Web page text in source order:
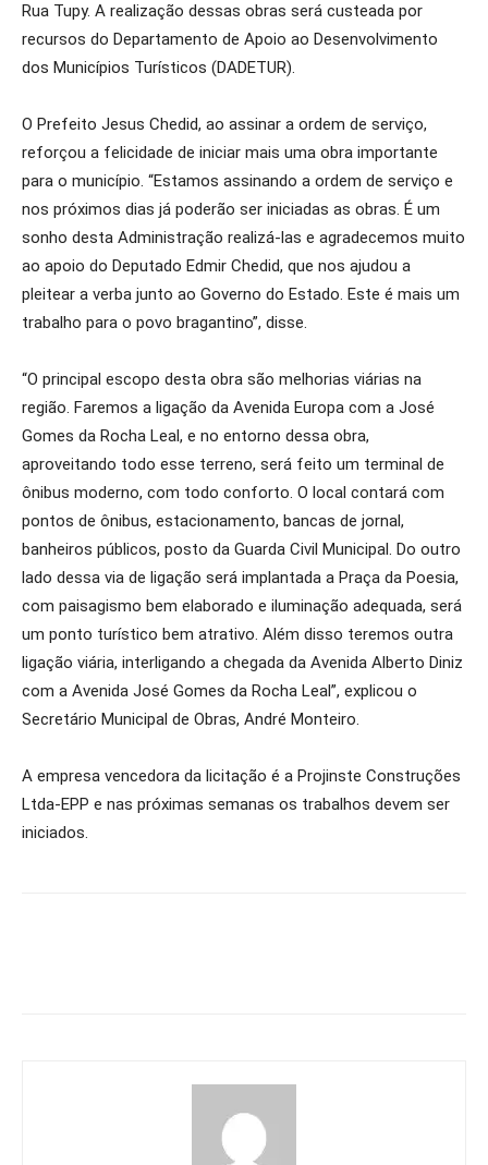
Rua Tupy. A realização dessas obras será custeada por
recursos do Departamento de Apoio ao Desenvolvimento
dos Municípios Turísticos (DADETUR).
O Prefeito Jesus Chedid, ao assinar a ordem de serviço,
reforçou a felicidade de iniciar mais uma obra importante
para o município. “Estamos assinando a ordem de serviço e
nos próximos dias já poderão ser iniciadas as obras. É um
sonho desta Administração realizá-las e agradecemos muito
ao apoio do Deputado Edmir Chedid, que nos ajudou a
pleitear a verba junto ao Governo do Estado. Este é mais um
trabalho para o povo bragantino”, disse.
“O principal escopo desta obra são melhorias viárias na
região. Faremos a ligação da Avenida Europa com a José
Gomes da Rocha Leal, e no entorno dessa obra,
aproveitando todo esse terreno, será feito um terminal de
ônibus moderno, com todo conforto. O local contará com
pontos de ônibus, estacionamento, bancas de jornal,
banheiros públicos, posto da Guarda Civil Municipal. Do outro
lado dessa via de ligação será implantada a Praça da Poesia,
com paisagismo bem elaborado e iluminação adequada, será
um ponto turístico bem atrativo. Além disso teremos outra
ligação viária, interligando a chegada da Avenida Alberto Diniz
com a Avenida José Gomes da Rocha Leal”, explicou o
Secretário Municipal de Obras, André Monteiro.
A empresa vencedora da licitação é a Projinste Construções
Ltda-EPP e nas próximas semanas os trabalhos devem ser
iniciados.